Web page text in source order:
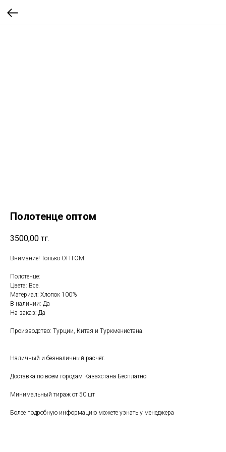
Полотенце оптом
3500,00 тг.
Внимание! Только ОПТОМ!
Полотенце:
Цвета: Все.
Материал: Хлопок 100%
В наличии: Да
На заказ: Да
Производство: Турции, Китая и Туркменистана.
Наличный и безналичный расчёт.
Доставка по всем городам Казахстана Бесплатно
Минимальный тираж от 50 шт
Более подробную информацию можете узнать у менеджера